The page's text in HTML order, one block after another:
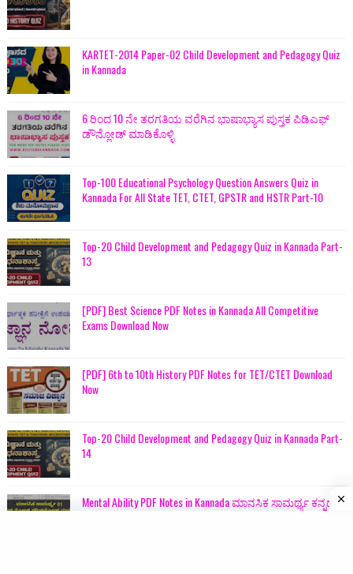
KARTET-2014 Paper-02 Child Development and Pedagogy Quiz
in Kannada
6 ರಿಂದ 10 ನೇ ತರಗತಿಯ ವರೆಗಿನ ಭಾಷಾಭ್ಯಾಸ ಪುಸ್ತಕ ಪಿಡಿಎಫ್
ಡೌನ್ಲೋಡ್ ಮಾಡಿಕೊಳ್ಳಿ
Top-100 Educational Psychology Question Answers Quiz in
Kannada For All State TET, CTET, GPSTR and HSTR Part-10
Top-20 Child Development and Pedagogy Quiz in Kannada Part-
13
[PDF] Best Science PDF Notes in Kannada All Competitive
Exams Download Now
[PDF] 6th to 10th History PDF Notes for TET/CTET Download
Now
Top-20 Child Development and Pedagogy Quiz in Kannada Part-
14
Mental Ability PDF Notes in Kannada ಮಾನಸಿಕ ಸಾಮರ್ಥ್ಯ ಕನ್ನಡ